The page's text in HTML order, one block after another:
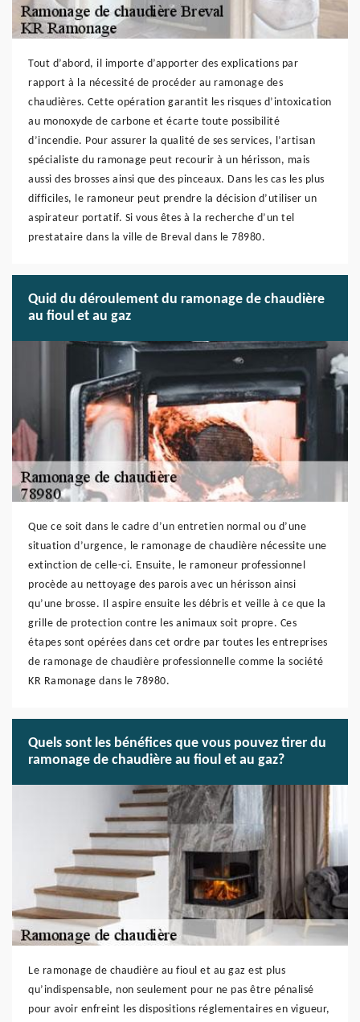
Tout d’abord, il importe d’apporter des explications par
rapport à la nécessité de procéder au ramonage des
chaudières. Cette opération garantit les risques d’intoxication
au monoxyde de carbone et écarte toute possibilité
d’incendie. Pour assurer la qualité de ses services, l’artisan
spécialiste du ramonage peut recourir à un hérisson, mais
aussi des brosses ainsi que des pinceaux. Dans les cas les plus
difficiles, le ramoneur peut prendre la décision d’utiliser un
aspirateur portatif. Si vous êtes à la recherche d’un tel
prestataire dans la ville de Breval dans le 78980.
Quid du déroulement du ramonage de chaudière
au fioul et au gaz
Que ce soit dans le cadre d’un entretien normal ou d’une
situation d’urgence, le ramonage de chaudière nécessite une
extinction de celle-ci. Ensuite, le ramoneur professionnel
procède au nettoyage des parois avec un hérisson ainsi
qu’une brosse. Il aspire ensuite les débris et veille à ce que la
grille de protection contre les animaux soit propre. Ces
étapes sont opérées dans cet ordre par toutes les entreprises
de ramonage de chaudière professionnelle comme la société
KR Ramonage dans le 78980.
Quels sont les bénéfices que vous pouvez tirer du
ramonage de chaudière au fioul et au gaz?
Le ramonage de chaudière au fioul et au gaz est plus
qu’indispensable, non seulement pour ne pas être pénalisé
pour avoir enfreint les dispositions réglementaires en vigueur,